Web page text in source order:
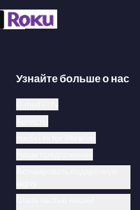
Узнайте больше о нас